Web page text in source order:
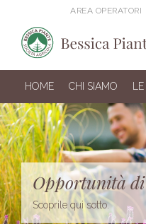
AREA OPERATORI
HOME CHI SIAMO
Opportunità
Scoprile qui sotto.